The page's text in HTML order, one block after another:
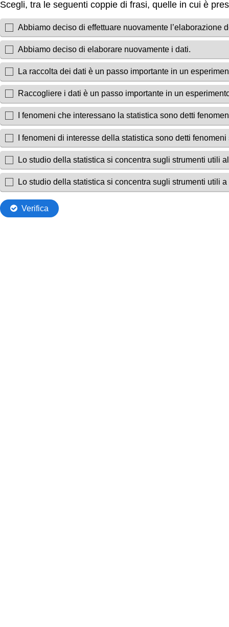
Scegli, tra le seguenti coppie di frasi, quelle in cui è
Abbiamo deciso di effettuare nuovamente l’elaborazione
Abbiamo deciso di elaborare nuovamente i dati.
La raccolta dei dati è un passo importante in un
Raccogliere i dati è un passo importante in un
I fenomeni che interessano la statistica sono detti
I fenomeni di interesse della statistica sono detti fenomeni
Lo studio della statistica si concentra sugli strumenti utili
Lo studio della statistica si concentra sugli strumenti utili
Verifica